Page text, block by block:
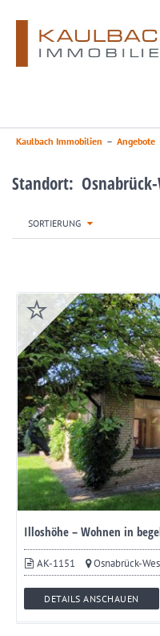
Kaulbach Immobilien – Angebote
Standort:
SORTIERUNG
Illoshöhe – Wohnen in
AK-1151 Osnabrück-
DETAILS ANSCHAUEN